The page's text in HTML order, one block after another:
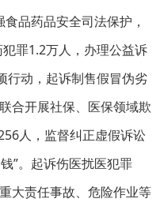
品药品安全司法保护，
罪1.2万人，办理公益诉
行动，起诉制售假冒伪劣
合开展社保、医保领域欺
人，监督纠正虚假诉讼
”。起诉伤医扰医犯罪
大责任事故、危险作业等